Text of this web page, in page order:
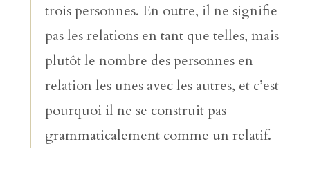
trois personnes. En outre, il ne signifie
pas les relations en tant que telles, mais
plutôt le nombre des personnes en
relation les unes avec les autres, et c’est
pourquoi il ne se construit pas
grammaticalement comme un relatif.